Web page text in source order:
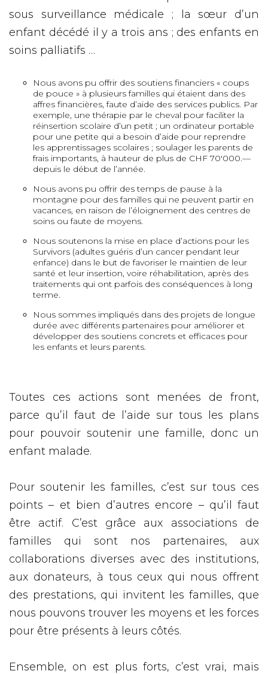
sous surveillance médicale ; la sœur d’un
enfant décédé il y a trois ans ; des enfants en
soins palliatifs …
Nous avons pu offrir des soutiens financiers « coups
de pouce » à plusieurs familles qui étaient dans des
affres financières, faute d’aide des services publics. Par
exemple, une thérapie par le cheval pour faciliter la
réinsertion scolaire d’un petit ; un ordinateur portable
pour une petite qui a besoin d’aide pour reprendre
les apprentissages scolaires ; soulager les parents de
frais importants, à hauteur de plus de CHF 70'000.—
depuis le début de l’année.
Nous avons pu offrir des temps de pause à la
montagne pour des familles qui ne peuvent partir en
vacances, en raison de l’éloignement des centres de
soins ou faute de moyens.
Nous soutenons la mise en place d’actions pour les
Survivors (adultes guéris d’un cancer pendant leur
enfance) dans le but de favoriser le maintien de leur
santé et leur insertion, voire réhabilitation, après des
traitements qui ont parfois des conséquences à long
terme.
Nous sommes impliqués dans des projets de longue
durée avec différents partenaires pour améliorer et
développer des soutiens concrets et efficaces pour
les enfants et leurs parents.
Toutes ces actions sont menées de front,
parce qu’il faut de l’aide sur tous les plans
pour pouvoir soutenir une famille, donc un
enfant malade.
Pour soutenir les familles, c’est sur tous ces
points – et bien d’autres encore – qu’il faut
être actif. C’est grâce aux associations de
familles qui sont nos partenaires, aux
collaborations diverses avec des institutions,
aux donateurs, à tous ceux qui nous offrent
des prestations, qui invitent les familles, que
nous pouvons trouver les moyens et les forces
pour être présents à leurs côtés.
Ensemble, on est plus forts, c’est vrai, mais